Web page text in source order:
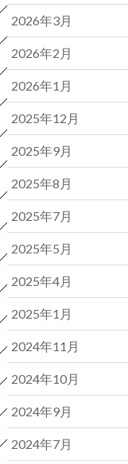
2026年3月
2026年2月
2026年1月
2025年12月
2025年9月
2025年8月
2025年7月
2025年5月
2025年4月
2025年1月
2024年11月
2024年10月
2024年9月
2024年7月